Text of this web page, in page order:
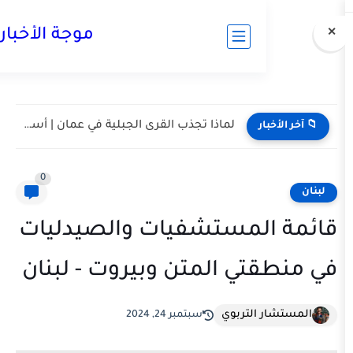
موجة الأخبار
مسقط واحدة من أكثر المدن هدوءا في الخليج | أعرف...
والصيدليات
المتن وبيروت - لبنان
التربوي سبتمبر 24, 2024